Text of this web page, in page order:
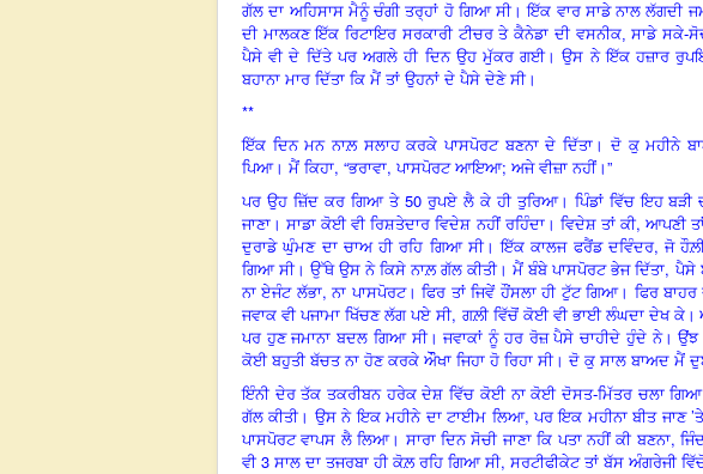
ਗੱਲ ਦਾ ਅਹਿਸਾਸ ਮੈਨੂੰ ਚੰਗੀ ਤਰ੍ਹਾਂ ਹੋ ਗਿਆ ਸੀ। ਇੱਕ ਵਾਰ ਸਾਡੇ ਨਾਲ ਲੱਗਦੀ
ਦੀ ਮਾਲਕਣ ਇੱਕ ਰਿਟਾਇਰ ਸਰਕਾਰੀ ਟੀਚਰ ਤੇ ਕੈਨੇਡਾ ਦੀ ਵਸਨੀਕ, ਸਾਡੇ
ਪੈਸੇ ਵੀ ਦੇ ਦਿੱਤੇ ਪਰ ਅਗਲੇ ਹੀ ਦਿਨ ਉਹ ਮੁੱਕਰ ਗਈ। ਉਸ ਨੇ ਇੱਕ ਹਜ਼ਾਰ
ਬਹਾਨਾ ਮਾਰ ਦਿੱਤਾ ਕਿ ਮੈਂ ਤਾਂ ਉਹਨਾਂ ਦੇ ਪੈਸੇ ਦੇਣੇ ਸੀ।
**
ਇੱਕ ਦਿਨ ਮਨ ਨਾਲ਼ ਸਲਾਹ ਕਰਕੇ ਪਾਸਪੋਰਟ ਬਣਨਾ ਦੇ ਦਿੱਤਾ। ਦੋ ਕੁ
ਪਿਆ। ਮੈਂ ਕਿਹਾ, “ਭਰਾਵਾ, ਪਾਸਪੋਰਟ ਆਇਆ; ਅਜੇ ਵੀਜ਼ਾ ਨਹੀਂ। ”
ਪਰ ਉਹ ਜ਼ਿੱਦ ਕਰ ਗਿਆ ਤੇ 50ਰੁਪਏ ਲੈ ਕੇ ਹੀ ਤੁਰਿਆ। ਪਿੰਡਾਂ ਵਿੱਚ ਇਹ ਬੜੀ
ਜਾਣਾ। ਸਾਡਾ ਕੋਈ ਵੀ ਰਿਸ਼ਤੇਦਾਰ ਵਿਦੇਸ਼ ਨਹੀਂ ਰਹਿੰਦਾ। ਵਿਦੇਸ਼ ਤਾਂ ਕੀ,ਆਪਣੀ
ਦੁਰਾਡੇ ਘੁੰਮਣ ਦਾ ਚਾਅ ਹੀ ਰਹਿ ਗਿਆ ਸੀ। ਇੱਕ ਕਾਲਜ ਫਰੈਂਡ ਦਵਿੰਦਰ, ਜੋ
ਗਿਆ ਸੀ। ਉੱਥੇ ਉਸ ਨੇ ਕਿਸੇ ਨਾਲ਼ ਗੱਲ ਕੀਤੀ। ਮੈਂ ਬੰਬੇ ਪਾਸਪੋਰਟ ਭੇਜ ਦਿੱਤਾ, ਪੈਸੇ
ਨਾ ਏਜੰਟ ਲੱਭਾ,ਨਾ ਪਾਸਪੋਰਟ। ਫਿਰ ਤਾਂ ਜਿਵੇਂ ਹੌਂਸਲਾ ਹੀ ਟੁੱਟ ਗਿਆ। ਫਿਰ
ਜਵਾਕ ਵੀ ਪਜਾਮਾ ਖਿੱਚਣ ਲੱਗ ਪਏ ਸੀ, ਗਲ਼ੀ ਵਿੱਚੋਂ ਕੋਈ ਵੀ ਭਾਈ ਲੰਘਦਾ ਦੇਖ ਕੇ ।
ਪਰ ਹੁਣ ਜਮਾਨਾ ਬਦਲ ਗਿਆ ਸੀ। ਜਵਾਕਾਂ ਨੂੰ ਹਰ ਰੋਜ਼ ਪੈਸੇ ਚਾਹੀਦੇ ਹੁੰਦੇ ਨੇ। ਉਂਝ
ਕੋਈ ਬਹੁਤੀ ਬੱਚਤ ਨਾ ਹੋਣ ਕਰਕੇ ਔੌਖਾ ਜਿਹਾ ਹੋ ਰਿਹਾ ਸੀ। ਦੋ ਕੁ ਸਾਲ ਬਾਅਦ ਮੈਂ
ਇੰਨੀ ਦੇਰ ਤੱਕ ਤਕਰੀਬਨ ਹਰੇਕ ਦੇਸ਼ ਵਿੱਚ ਕੋਈ ਨਾ ਕੋਈ ਦੋਸਤ-ਮਿੱਤਰ ਚਲਾ
ਗੱਲ ਕੀਤੀ। ਉਸ ਨੇ ਇਕ ਮਹੀਨੇ ਦਾ ਟਾਈਮ ਲਿਆ,ਪਰ ਇਕ ਮਹੀਨਾ ਬੀਤ ਜਾਣ’
ਪਾਸਪੋਰਟ ਵਾਪਸ ਲੈ ਲਿਆ। ਸਾਰਾ ਦਿਨ ਸੋਚੀ ਜਾਣਾ ਕਿ ਪਤਾ ਨਹੀਂ ਕੀ ਬਣਨਾ,
ਵੀ 3 ਸਾਲ ਦਾ ਤਜਰਬਾ ਹੀ ਕੋਲ਼ ਰਹਿ ਗਿਆ ਸੀ, ਸਰਟੀਫੀਕੇਟ ਤਾਂ ਬੱਸ ਅੰਗਰੇਜੀ